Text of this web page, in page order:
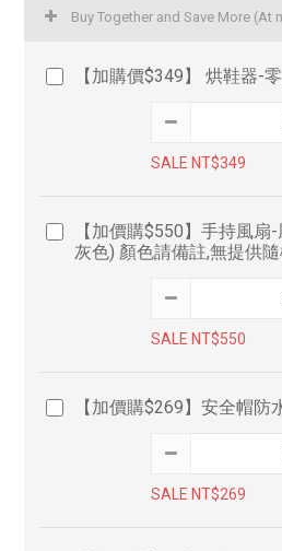
Buy Together and Save More (At
【加購價$349】 烘鞋器-
SALE NT$349
【加價購$550】手持風
灰色) 顏色請備註,無提供
SALE NT$550
【加價購$269】安全帽防
SALE NT$269